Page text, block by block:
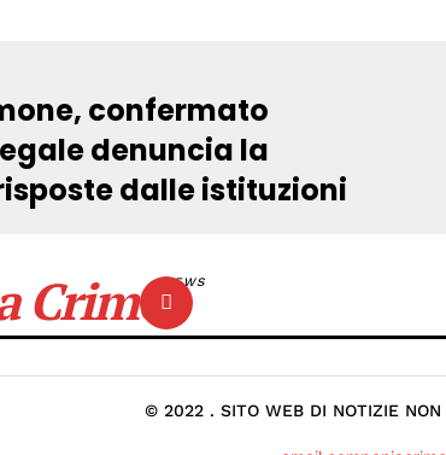
confermato
denuncia la
dalle istituzioni
CrimeNEWS
© 2022 . SITO WEB DI NOTIZIE NON